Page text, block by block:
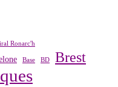
Ronarc'h
Base BD Brest